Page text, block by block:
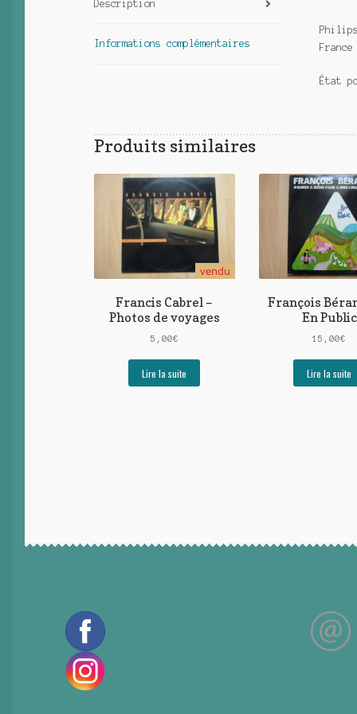
Description
Informations complémentaires
France
État
Produits similaires
vendu
Francis Cabrel –
Photos de voyages
5,00€
Lire la suite
François
En Public
15,00€
Lire la suite